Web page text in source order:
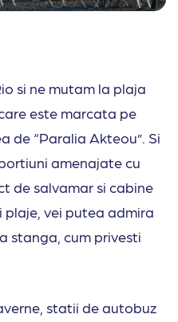
si ne mutam la plaja
este marcata pe
de “Paralia Akteou”. Si
amenajate cu
de salvamar si cabine
plaje, vei putea admira
stanga, cum privesti
statii de autobuz